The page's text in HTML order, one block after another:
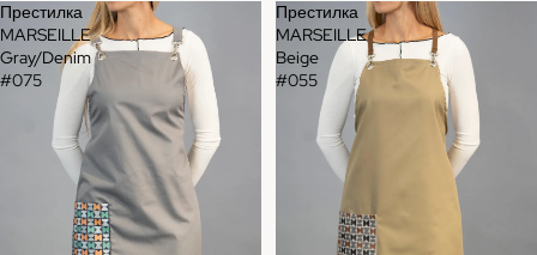
Престилка
MARSEILLE
Gray/Denim
#075
Престилка
MARSEILLE
Beige
#055